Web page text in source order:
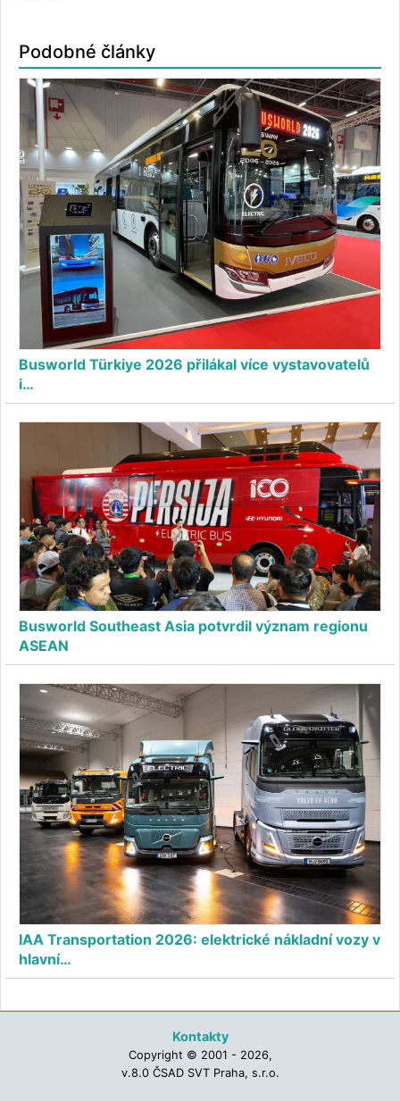
Podobné články
Busworld Türkiye 2026 přilákal více vystavovatelů
i…
Busworld Southeast Asia potvrdil význam regionu
ASEAN
IAA Transportation 2026: elektrické nákladní vozy v
hlavní…
Kontakty
Copyright © 2001 - 2026,
v.8.0 ČSAD SVT Praha, s.r.o.